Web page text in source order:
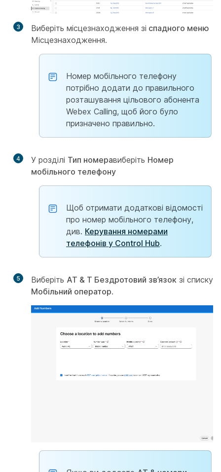
3 Виберіть місцезнаходження зі спадного меню
Місцезнаходження.
Номер мобільного телефону
потрібно додати до правильного
розташування цільового абонента
Webex Calling, щоб його було
призначено правильно.
4 У розділі Тип номеравиберіть Номер
мобільного телефону
Щоб отримати додаткові відомості
про номер мобільного телефону,
див. Керування номерами
телефонів у Control Hub.
5 Виберіть AT & T Бездротовий зв’язок зі списку
Мобільний оператор.